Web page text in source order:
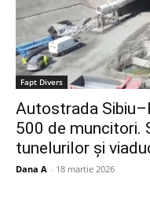
Fapt Divers
Autostrada
500 de muncitori.
tunelurilor și
Dana A - 18 martie 2026